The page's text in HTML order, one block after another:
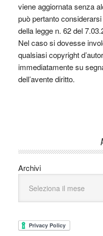
viene aggiornata senza
può pertanto
della legge n. 62 del
Nel caso si dovesse
qualsiasi copyright
immediatamente su
dell’avente diritto.
Archivi